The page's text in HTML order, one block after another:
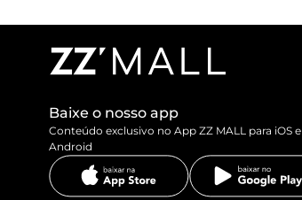
Baixe o nosso app
Conteúdo exclusivo no App ZZ MALL para iOS e
Android